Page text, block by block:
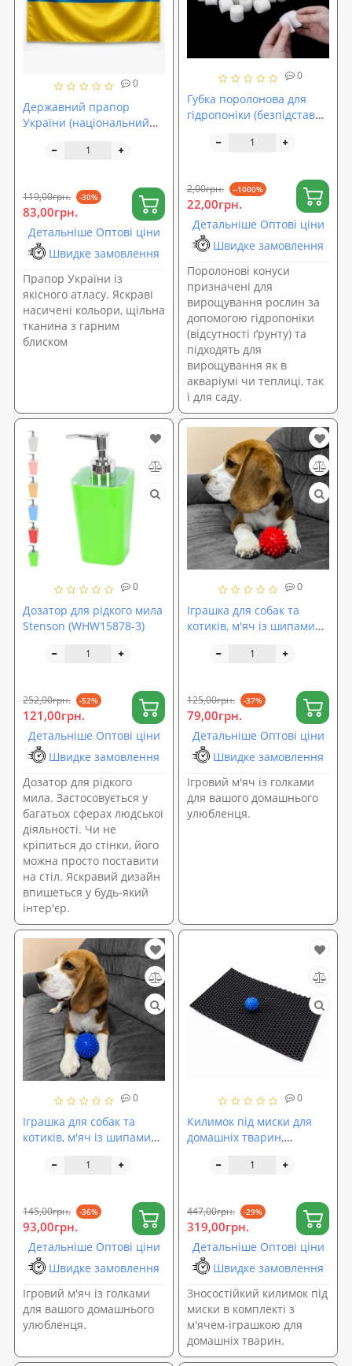
0
Державний прапор
України (національний
OSPORT (R-00110)
119,00грн. -30%
83,00грн.
Детальніше Оптові ціни
Швидке замовлення
Прапор України із
якісного атласу. Яскраві
насичені кольори, щільна
тканина з гарним
блиском
0
Губка поролонова для
гідропоніки (безпідставна
рослин) для саду,
2,00грн. --1000%
22,00грн.
Детальніше Оптові ціни
Швидке замовлення
Поролонові конуси
призначені для
вирощування рослин за
допомогою гідропоніки
(відсутності ґрунту) та
підходять для
вирощування як в
акваріумі чи теплиці, так
і для саду.
0
Дозатор для рідкого мила
Stenson (WHW15878-3)
252,00грн. -52%
121,00грн.
Детальніше Оптові ціни
Швидке замовлення
Дозатор для рідкого
мила. Застосовується у
багатьох сферах людської
діяльності. Чи не
кріпиться до стінки, його
можна просто поставити
на стіл. Яскравий дизайн
впишеться у будь-який
інтер'єр.
0
Іграшка для собак та
котиків, м'яч із шипами
котів, кішок) ПВХ 7,5 см
125,00грн. -37%
79,00грн.
Детальніше Оптові ціни
Швидке замовлення
Ігровий м'яч із голками
для вашого домашнього
улюбленця.
0
Іграшка для собак та
котиків, м'яч із шипами
котів, кішок) ПВХ 9 см
145,00грн. -36%
93,00грн.
Детальніше Оптові ціни
Швидке замовлення
Ігровий м'яч із голками
для вашого домашнього
улюбленця.
0
Килимок під миски для
домашніх тварин,
50х30 см + іграшка-м'яч
447,00грн. -29%
319,00грн.
Детальніше Оптові ціни
Швидке замовлення
Зносостійкий килимок під
миски в комплекті з
м'ячем-іграшкою для
домашніх тварин.